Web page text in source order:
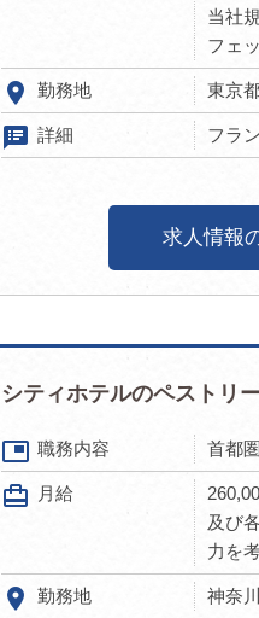
当社
フェ
room 勤務地 東京
speaker_notes 詳細 フラ
求人情報
シティホテルのペストリ
picture_in_picture 職務内容 首都
card_travel 月給
及び
力を
room 勤務地 神奈